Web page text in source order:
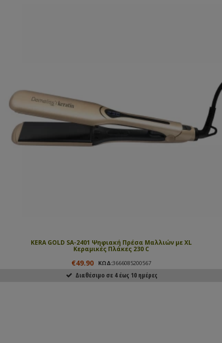
KERA GOLD SA-2401 Ψηφιακή Πρέσα Μαλλιών με XL
Κεραμικές Πλάκες 230 C
€49.90 ΚΩΔ:3666085200567
Διαθέσιμο σε 4 έως 10 ημέρες